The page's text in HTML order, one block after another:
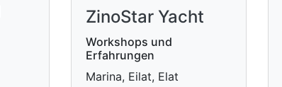
ZinoStar Yacht
Workshops und
Erfahrungen
Marina, Eilat, Elat